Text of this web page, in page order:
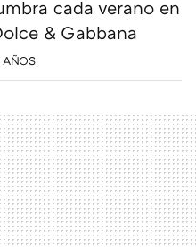
cada verano en
& Gabbana
AÑOS